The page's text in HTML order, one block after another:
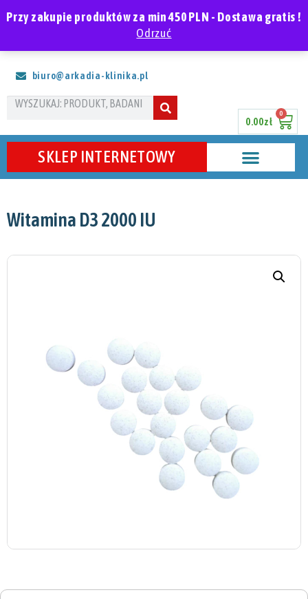
Przy zakupie produktów za min 450 PLN - Dostawa gratis !
Odrzuć
Polski
ARKADIA Klinika Zdrowia
biuro@arkadia-klinika.pl
0.00zł
0
SKLEP INTERNETOWY
Witamina D3 2000 IU